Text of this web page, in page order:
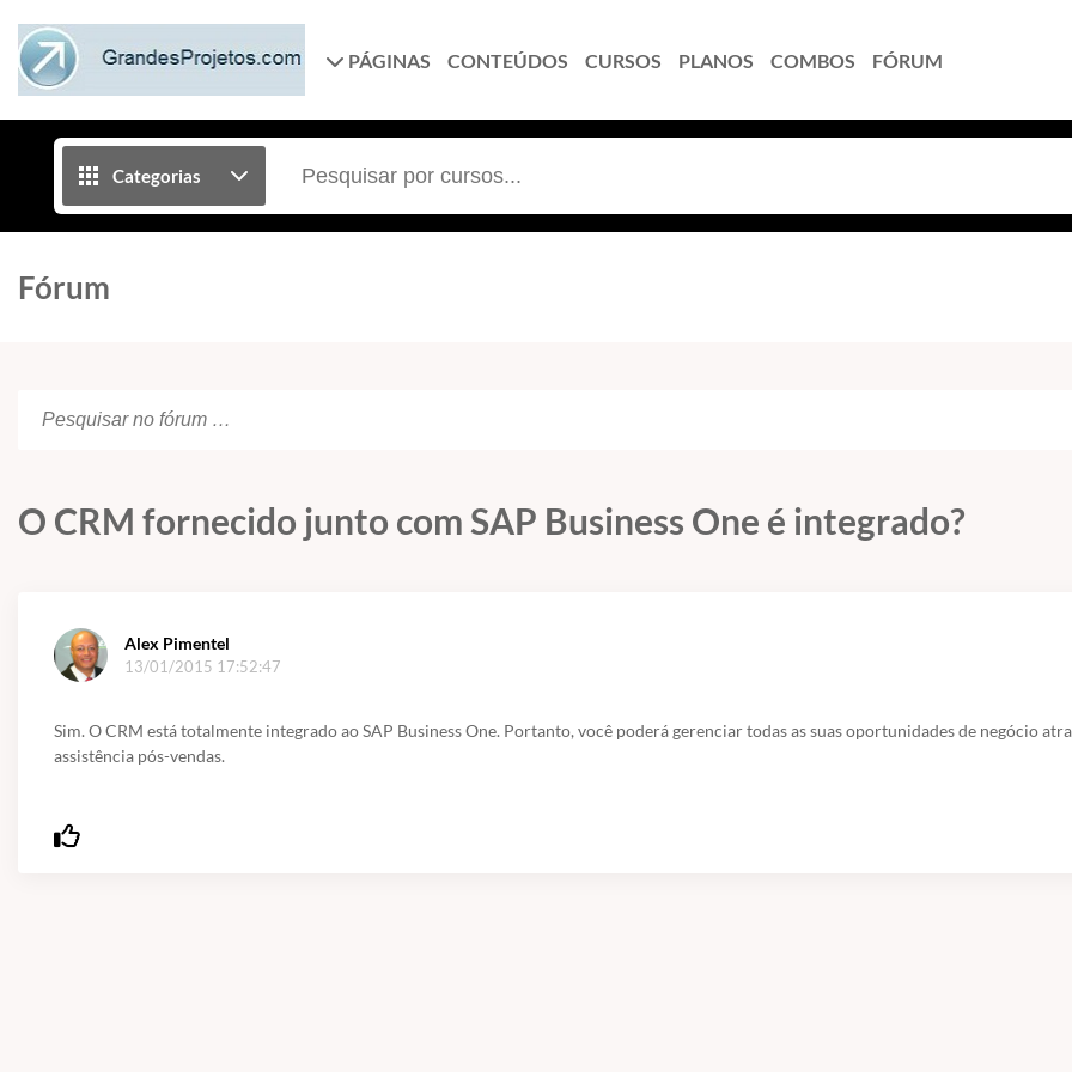
PÁGINAS CONTEÚDOS CURSOS PLANOS COMBOS FÓRUM
Categorias
Fórum
O CRM fornecido junto com SAP Business One é integrado?
Alex Pimentel
13/01/2015 17:52:47
Sim. O CRM está totalmente integrado ao SAP Business One. Portanto, você poderá gerenciar todas as suas oportunidades de negócio
assistência pós-vendas.